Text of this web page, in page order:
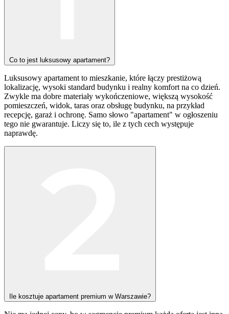
Co to jest luksusowy apartament?
Luksusowy apartament to mieszkanie, które łączy prestiżową
lokalizację, wysoki standard budynku i realny komfort na co dzień.
Zwykle ma dobre materiały wykończeniowe, większą wysokość
pomieszczeń, widok, taras oraz obsługę budynku, na przykład
recepcję, garaż i ochronę. Samo słowo "apartament" w ogłoszeniu
tego nie gwarantuje. Liczy się to, ile z tych cech występuje
naprawdę.
Ile kosztuje apartament premium w Warszawie?